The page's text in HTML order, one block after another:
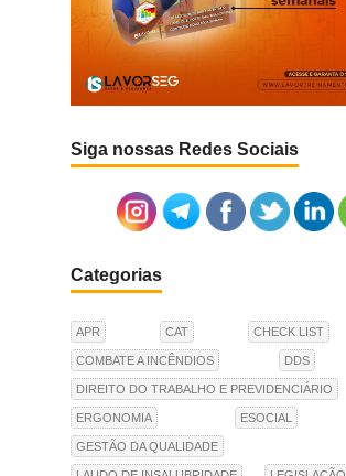
Siga nossas Redes Sociais
Categorias
APR CAT CHECK LIST
COMBATE A INCÊNDIOS DDS
DIREITO DO TRABALHO E PREVIDENCIÁRIO
ERGONOMIA ESOCIAL
GESTÃO DA QUALIDADE